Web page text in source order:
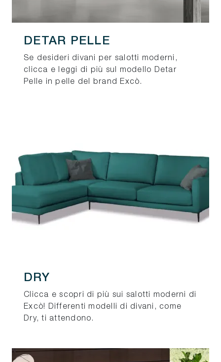
DETAR PELLE
Se desideri divani per salotti moderni,
clicca e leggi di più sul modello Detar
Pelle in pelle del brand Excò.
DRY
Clicca e scopri di più sui salotti moderni di
Excò! Differenti modelli di divani, come
Dry, ti attendono.